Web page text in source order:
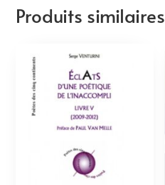
Produits similaires